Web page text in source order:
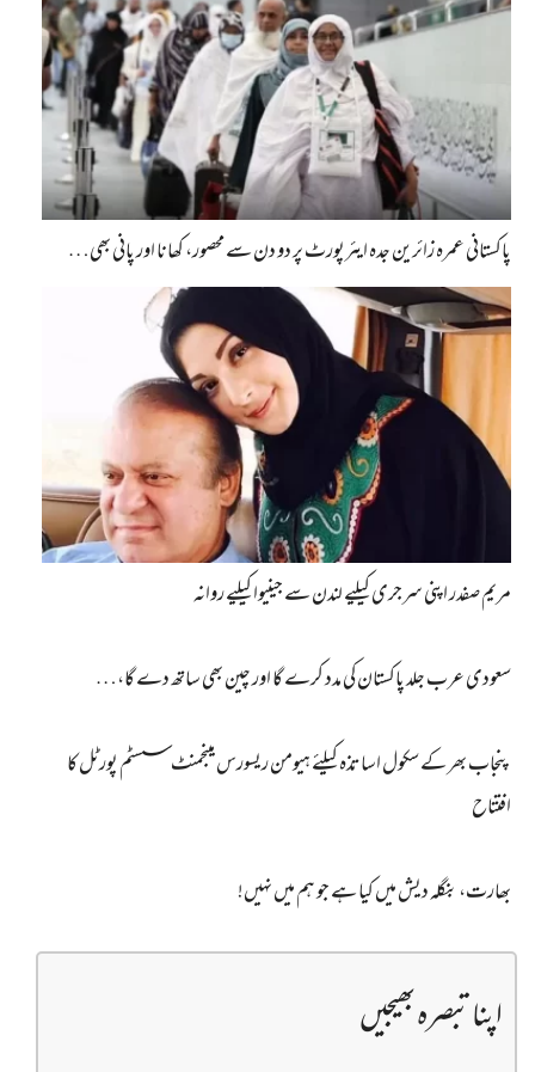
پاکستانی عمرہ زائرین جدہ ایئرپورٹ پر دو دن سے محصور، کھانا اور پانی بھی…
مریم صفدر اپنی سرجری کیلیے لندن سے جینیوا کیلیے روانہ
سعودی عرب جلد پاکستان کی مدد کرے گا اور چین بھی ساتھ دے گا،…
پنجاب بھر کے سکول اساتذہ کیلئے ہیومن ریسورس مینجمنٹ سسٹم پورٹل کا
افتتاح
بھارت، بنگلہ دیش میں کیا ہے جو ہم میں نہیں!
اپنا تبصرہ بھیجیں